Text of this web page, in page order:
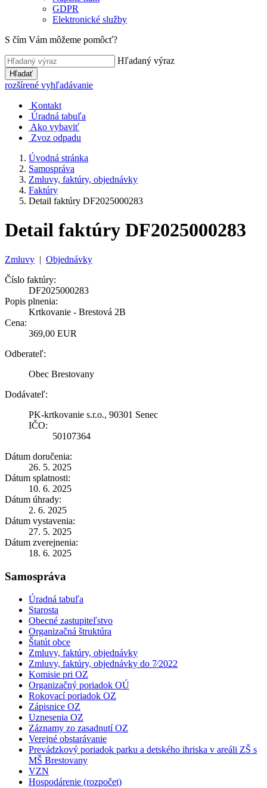
GDPR
Elektronické služby
S čím Vám môžeme pomôcť?
Hľadaný výraz
Hľadať
rozšírené vyhľadávanie
Kontakt
Úradná tabuľa
Ako vybaviť
Zvoz odpadu
Úvodná stránka
Samospráva
Zmluvy, faktúry, objednávky
Faktúry
Detail faktúry DF2025000283
Detail faktúry DF2025000283
Zmluvy | Objednávky
Číslo faktúry:
DF2025000283
Popis plnenia:
Krtkovanie - Brestová 2B
Cena:
369,00 EUR
Odberateľ:
Obec Brestovany
Dodávateľ:
PK-krtkovanie s.r.o., 90301 Senec
IČO:
50107364
Dátum doručenia:
26. 5. 2025
Dátum splatnosti:
10. 6. 2025
Dátum úhrady:
2. 6. 2025
Dátum vystavenia:
27. 5. 2025
Dátum zverejnenia:
18. 6. 2025
Samospráva
Úradná tabuľa
Starosta
Obecné zastupiteľstvo
Organizačná štruktúra
Štatút obce
Zmluvy, faktúry, objednávky
Zmluvy, faktúry, objednávky do 7⁄2022
Komisie pri OZ
Organizačný poriadok OÚ
Rokovací poriadok OZ
Zápisnice OZ
Uznesenia OZ
Záznamy zo zasadnutí OZ
Verejné obstarávanie
Prevádzkový poriadok parku a detského ihriska v areáli ZŠ s
MŠ Brestovany
VZN
Hospodárenie (rozpočet)